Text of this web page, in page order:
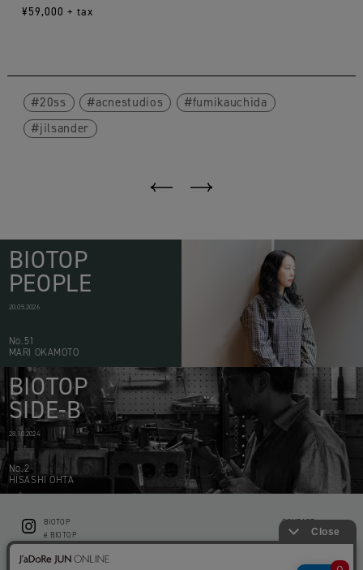
¥59,000 + tax
20ss acnestudios
fumikauchida
jilsander
BIOTOP
PEOPLE
20.05.2026
No.51
MARI OKAMOTO
BIOTOP
SIDE-B
28.10.2024
No.2
HISASHI OHTA
BIOTOP
ë BIOTOP
KEEP GREEN BIOTOP
CONTACT
PRIVACY POLICY